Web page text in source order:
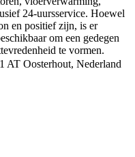
24-uursservice. Hoewel
en positief zijn, is er
om een gedegen
te vormen.
AT Oosterhout, Nederland